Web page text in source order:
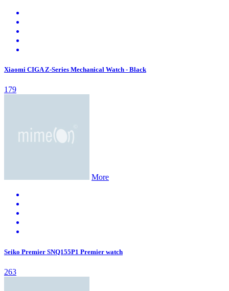
Xiaomi CIGA Z-Series Mechanical Watch - Black
179
More
Seiko Premier SNQ155P1 Premier watch
263